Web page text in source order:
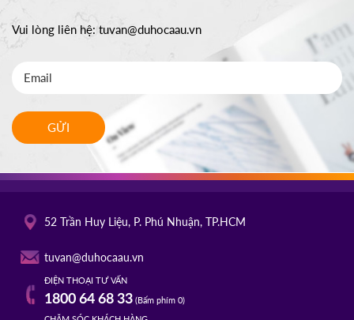
Vui lòng liên hệ: tuvan@duhocaau.vn
GỬI
52 Trần Huy Liệu, P. Phú Nhuận, TP.HCM
tuvan@duhocaau.vn
ĐIỆN THOẠI TƯ VẤN
1800 64 68 33(Bấm phím 0)